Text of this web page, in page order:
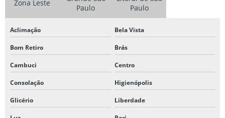
Zona Leste
Paulo
Paulo
Aclimação Bela Vista
Bom Retiro Brás
Cambuci Centro
Consolação Higienópolis
Glicério Liberdade